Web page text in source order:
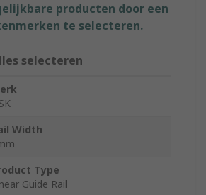
producten door een
te selecteren.
selecteren
Width
Type
Guide Rail